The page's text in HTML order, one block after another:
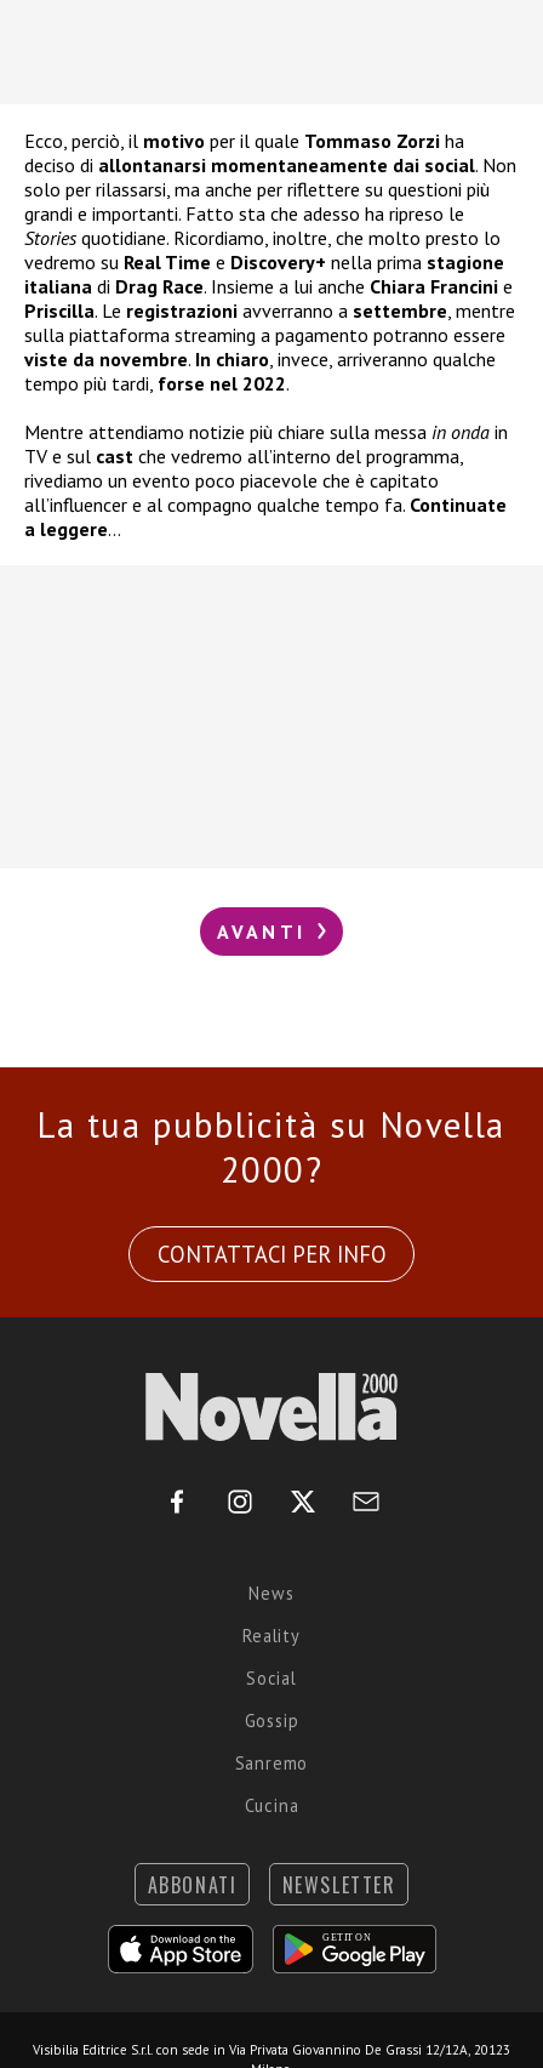
Ecco, perciò, il motivo per il quale Tommaso Zorzi ha
deciso di allontanarsi momentaneamente dai social. Non
solo per rilassarsi, ma anche per riflettere su questioni più
grandi e importanti. Fatto sta che adesso ha ripreso le
Storiesquotidiane. Ricordiamo, inoltre, che molto presto lo
vedremo su Real Time e Discovery+ nella prima stagione
italiana di Drag Race. Insieme a lui anche Chiara Francini e
Priscilla. Le registrazioni avverranno a settembre , mentre
sulla piattaforma streaming a pagamento potranno essere
viste da novembre. In chiaro , invece, arriveranno qualche
tempo più tardi, forse nel 2022.
Mentre attendiamo notizie più chiare sulla messa in onda in
TV e sul cast che vedremo all’interno del programma,
rivediamo un evento poco piacevole che è capitato
all’influencer e al compagno qualche tempo fa. Continuate
a leggere…
AVANTI
La tua pubblicità su Novella
2000?
CONTATTACI PER INFO
News
Reality
Social
Gossip
Sanremo
Cucina
ABBONATI NEWSLETTER
Visibilia Editrice S.r.l. con sede in Via Privata Giovannino De Grassi 12/12A, 20123